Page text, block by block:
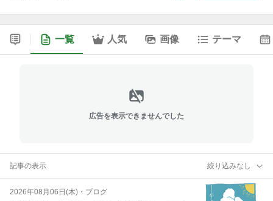
一覧 人気 画像 テーマ
広告を表示できませんでした
記事の表示 絞り込みなし
2026年08月06日(木) ・ ブログ